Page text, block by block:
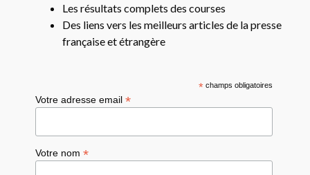
Les résultats complets des courses
Des liens vers les meilleurs articles de la presse
française et étrangère
*champs obligatoires
Votre adresse email*
Votre nom*